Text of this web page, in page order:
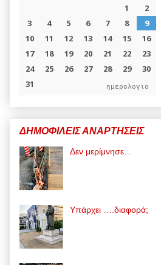
ημερολογιο
ΔΗΜΟΦΙΛΕΙΣ ΑΝΑΡΤΗΣΕΙΣ
Δεν μερίμνησε…
Υπάρχει ….διαφορά;